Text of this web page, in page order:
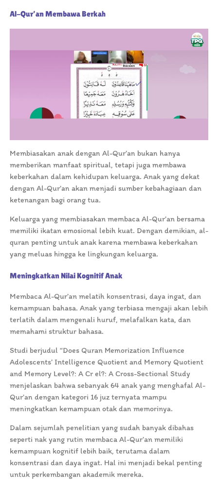
Al-Qur’an Membawa Berkah
Membiasakan anak dengan Al-Qur’an bukan hanya
memberikan manfaat spiritual, tetapi juga membawa
keberkahan dalam kehidupan keluarga. Anak yang dekat
dengan Al-Qur’an akan menjadi sumber kebahagiaan dan
ketenangan bagi orang tua.
Keluarga yang membiasakan membaca Al-Qur’an bersama
memiliki ikatan emosional lebih kuat. Dengan demikian, al-
quran penting untuk anak karena membawa keberkahan
yang meluas hingga ke lingkungan keluarga.
Meningkatkan Nilai Kognitif Anak
Membaca Al-Qur’an melatih konsentrasi, daya ingat, dan
kemampuan bahasa. Anak yang terbiasa mengaji akan lebih
terlatih dalam mengenali huruf, melafalkan kata, dan
memahami struktur bahasa.
Studi berjudul “Does Quran Memorization Influence
Adolescents’ Intelligence Quotient and Memory Quotient
and Memory Level?: A Cr el?: A Cross-Sectional Study
menjelaskan bahwa sebanyak 64 anak yang menghafal Al-
Qur’an dengan kategori 16 juz ternyata mampu
meningkatkan kemampuan otak dan memorinya.
Dalam sejumlah penelitian yang sudah banyak dibahas
seperti nak yang rutin membaca Al-Qur’an memiliki
kemampuan kognitif lebih baik, terutama dalam
konsentrasi dan daya ingat. Hal ini menjadi bekal penting
untuk perkembangan akademik mereka.